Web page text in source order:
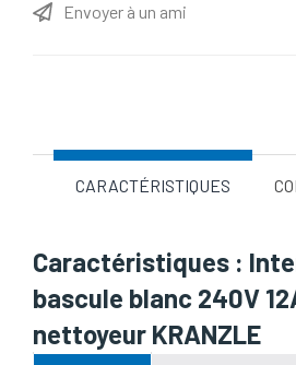
Envoyer à un ami
CARACTÉRISTIQUES
Caractéristiques :
bascule blanc 240V
nettoyeur KRANZLE